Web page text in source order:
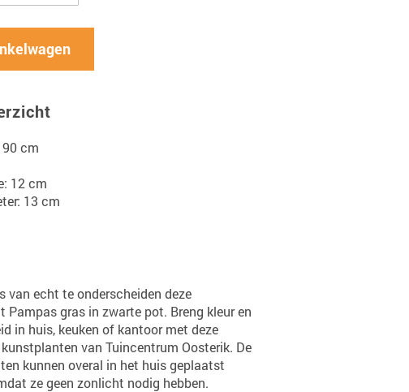
cm
12 cm
13 cm
van echt te onderscheiden deze
Pampas gras in zwarte pot. Breng kleur en
in huis, keuken of kantoor met deze
van Tuincentrum Oosterik. De
kunnen overal in het huis geplaatst
ze geen zonlicht nodig hebben.